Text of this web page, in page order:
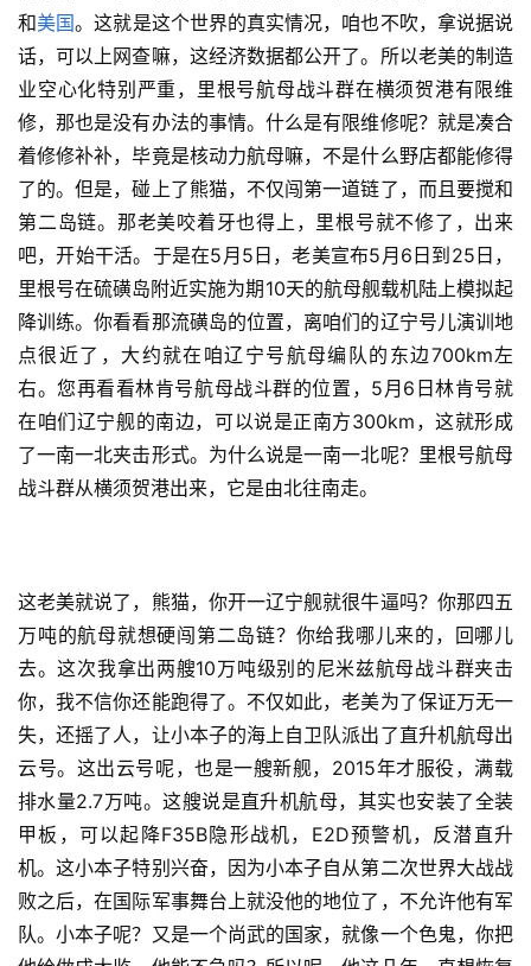
和美国。这就是这个世界的真实情况，咱也不吹，拿说据说
话，可以上网查嘛，这经济数据都公开了。所以老美的制造
业空心化特别严重，里根号航母战斗群在横须贺港有限维
修，那也是没有办法的事情。什么是有限维修呢？就是凑合
着修修补补，毕竟是核动力航母嘛，不是什么野店都能修得
了的。但是，碰上了熊猫，不仅闯第一道链了，而且要搅和
第二岛链。那老美咬着牙也得上，里根号就不修了，出来
吧，开始干活。于是在5月5日，老美宣布5月6日到25日，
里根号在硫磺岛附近实施为期10天的航母舰载机陆上模拟起
降训练。你看看那流磺岛的位置，离咱们的辽宁号儿演训地
点很近了，大约就在咱辽宁号航母编队的东边700km左
右。您再看看林肯号航母战斗群的位置，5月6日林肯号就
在咱们辽宁舰的南边，可以说是正南方300km，这就形成
了一南一北夹击形式。为什么说是一南一北呢？里根号航母
战斗群从横须贺港出来，它是由北往南走。
这老美就说了，熊猫，你开一辽宁舰就很牛逼吗？你那四五
万吨的航母就想硬闯第二岛链？你给我哪儿来的，回哪儿
去。这次我拿出两艘10万吨级别的尼米兹航母战斗群夹击
你，我不信你还能跑得了。不仅如此，老美为了保证万无一
失，还摇了人，让小本子的海上自卫队派出了直升机航母出
云号。这出云号呢，也是一艘新舰，2015年才服役，满载
排水量2.7万吨。这艘说是直升机航母，其实也安装了全装
甲板，可以起降F35B隐形战机，E2D预警机，反潜直升
机。这小本子特别兴奋，因为小本子自从第二次世界大战战
败之后，在国际军事舞台上就没他的地位了，不允许他有军
队。小本子呢？又是一个尚武的国家，就像一个色鬼，你把